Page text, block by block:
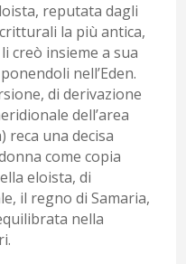
reputata dagli
la più antica,
creò insieme a sua
nell’Eden.
di derivazione
dell’area
reca una decisa
come copia
eloista, di
il regno di Samaria,
nella